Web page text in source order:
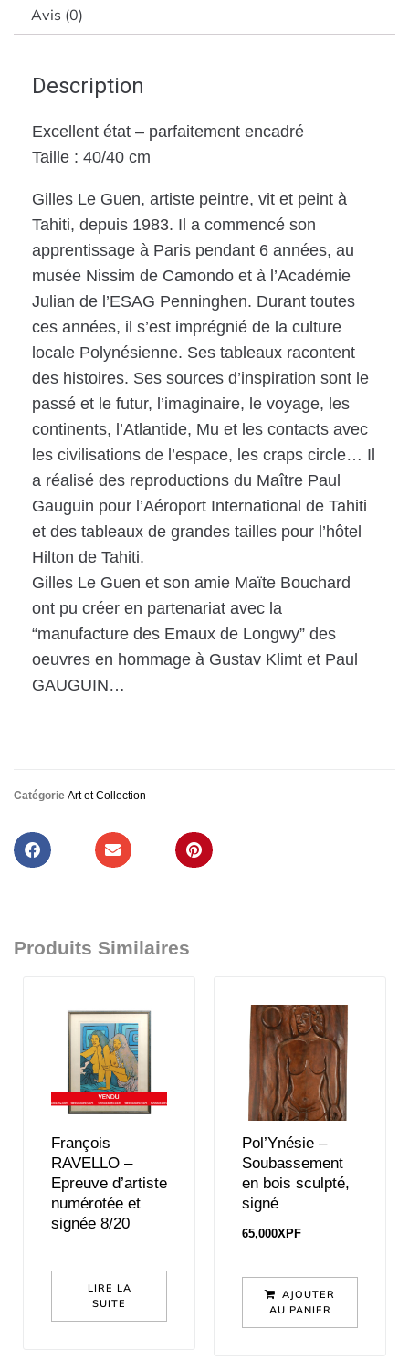
Avis (0)
Description
Excellent état – parfaitement encadré
Taille : 40/40 cm
Gilles Le Guen, artiste peintre, vit et peint à
Tahiti, depuis 1983. Il a commencé son
apprentissage à Paris pendant 6 années, au
musée Nissim de Camondo et à l’Académie
Julian de l’ESAG Penninghen. Durant toutes
ces années, il s’est imprégnié de la culture
locale Polynésienne. Ses tableaux racontent
des histoires. Ses sources d’inspiration sont le
passé et le futur, l’imaginaire, le voyage, les
continents, l’Atlantide, Mu et les contacts avec
les civilisations de l’espace, les craps circle… Il
a réalisé des reproductions du Maître Paul
Gauguin pour l’Aéroport International de Tahiti
et des tableaux de grandes tailles pour l’hôtel
Hilton de Tahiti.
Gilles Le Guen et son amie Maïte Bouchard
ont pu créer en partenariat avec la
“manufacture des Emaux de Longwy” des
oeuvres en hommage à Gustav Klimt et Paul
GAUGUIN…
Catégorie Art et Collection
Produits Similaires
François
RAVELLO –
Epreuve d’artiste
numérotée et
signée 8/20
LIRE LA
SUITE
Pol’Ynésie –
Soubassement
en bois sculpté,
signé
65,000XPF
AJOUTER
AU PANIER